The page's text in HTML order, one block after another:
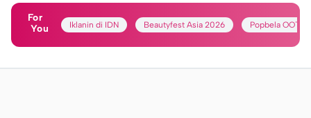
For
You
Iklanin di IDN Beautyfest Asia 2026 Popbela OOTD